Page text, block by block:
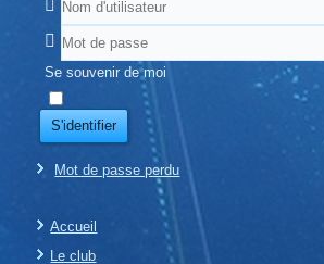
Se souvenir de moi
S'identifier
Mot de passe perdu
Accueil
Le club